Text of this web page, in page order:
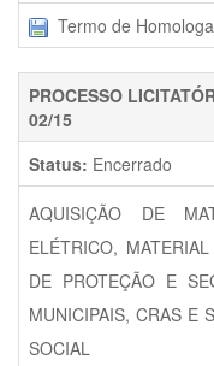
Termo de
PROCESSO
02/15
Status: Encerrado
AQUISIÇÃO DE
ELÉTRICO,
DE PROTEÇÃO E
MUNICIPAIS, CRAS E
SOCIAL